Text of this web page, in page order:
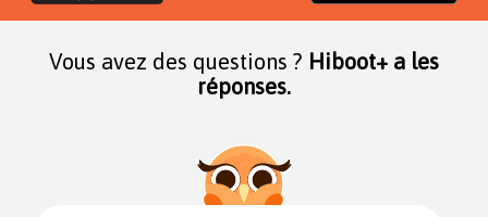
Vous avez des questions ? Hiboot+ a les
réponses.